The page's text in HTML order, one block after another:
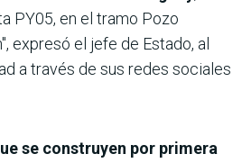
PY05, en el tramo Pozo
expresó el jefe de Estado, al
a través de sus redes sociales
se construyen por primera